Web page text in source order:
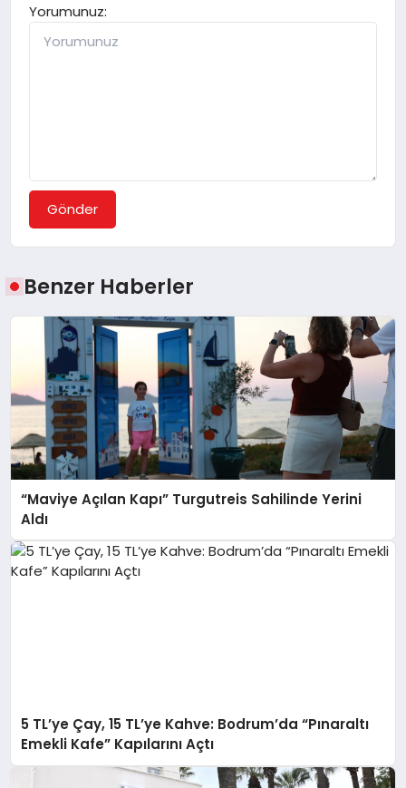
Yorumunuz:
Gönder
Benzer Haberler
“Maviye Açılan Kapı” Turgutreis Sahilinde Yerini
Aldı
5 TL’ye Çay, 15 TL’ye Kahve: Bodrum’da “Pınaraltı
Emekli Kafe” Kapılarını Açtı